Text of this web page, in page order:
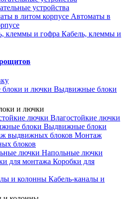
устройства
Автоматы в
Кабель, клеммы и
Выдвижные блоки
и лючки
Влагостойкие лючки
Выдвижные блоки
Монтаж
блоков
Напольные лючки
Коробки для
Кабель-каналы и